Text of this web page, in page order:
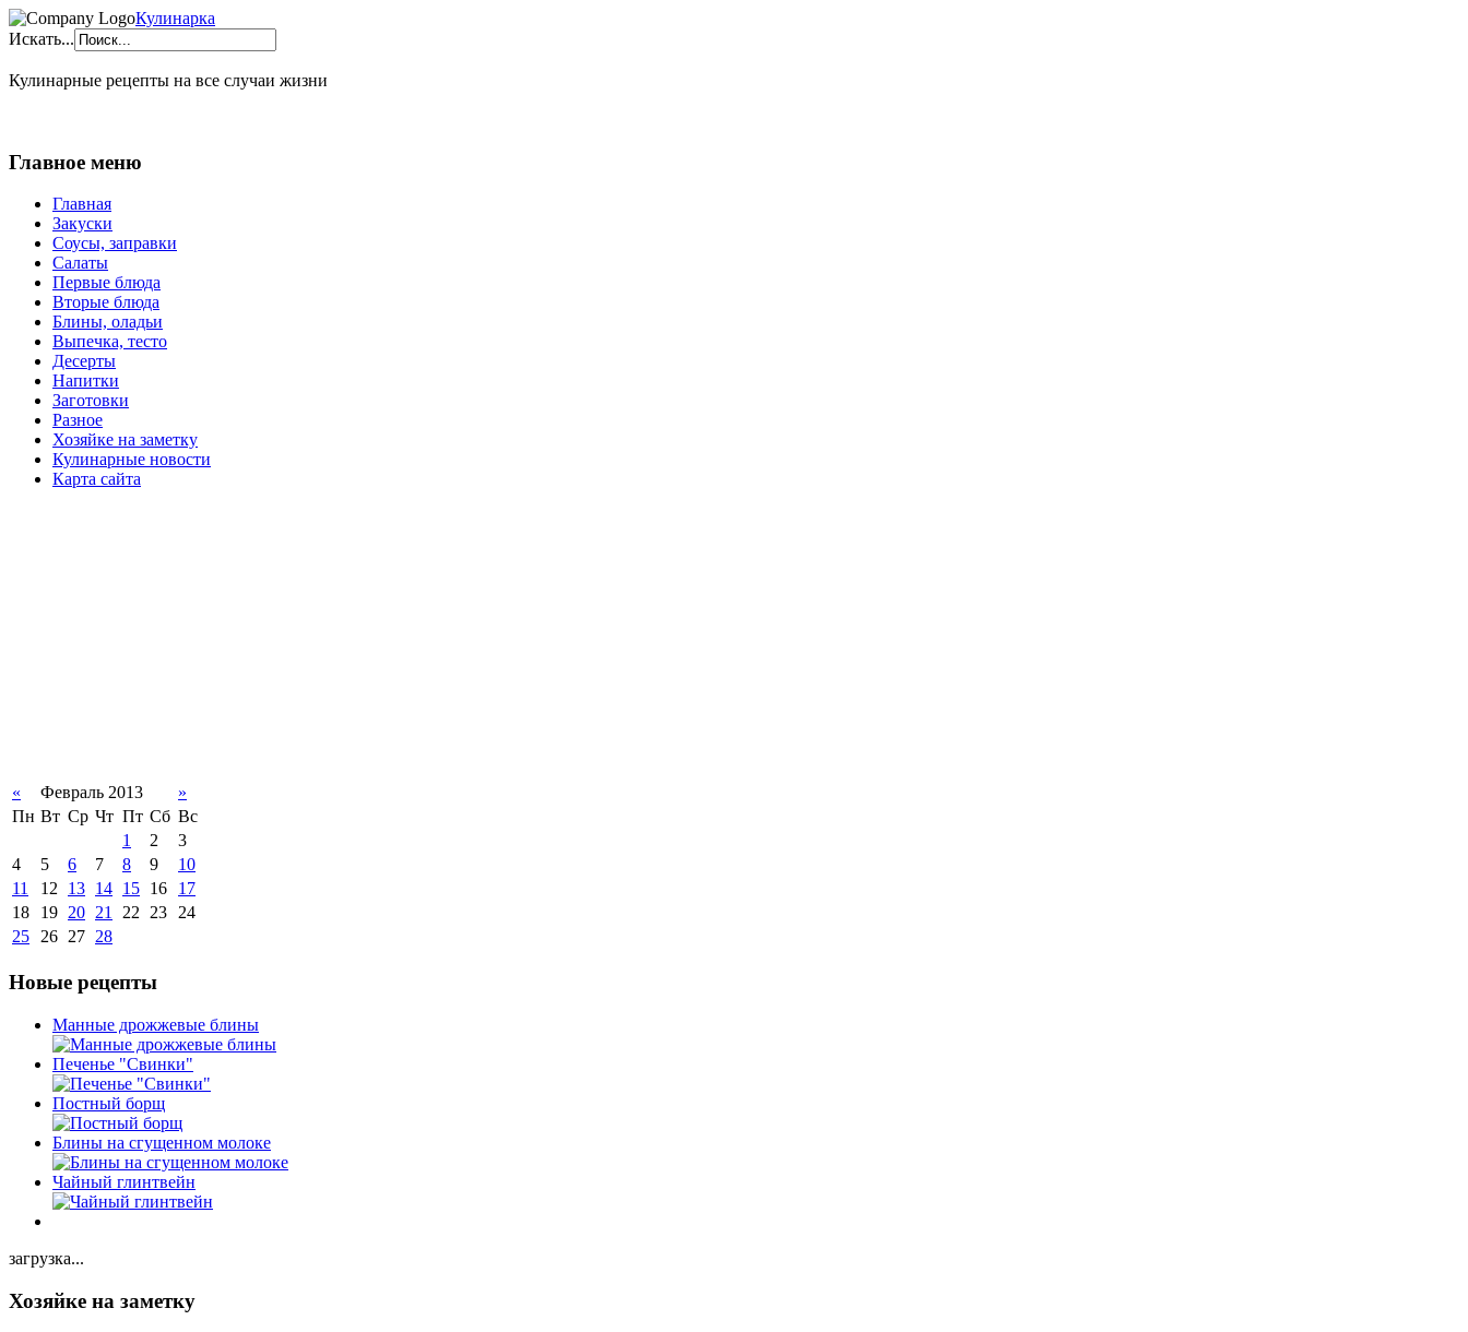
Кулинарка
Искать...
Кулинарные рецепты на все случаи жизни
Главное меню
Главная
Закуски
Соусы, заправки
Салаты
Первые блюда
Вторые блюда
Блины, оладьи
Выпечка, тесто
Десерты
Напитки
Заготовки
Разное
Хозяйке на заметку
Кулинарные новости
Карта сайта
« Февраль 2013
»
Пн Вт Ср Чт Пт Сб Вс
1
2
3
4
5 6 7 8 9
10
11
12 13 14 15 16
17
18
19 20 21 22 23 24
25 26 27 28
Новые рецепты
Манные дрожжевые блины
Печенье "Свинки"
Постный борщ
Блины на сгущенном молоке
Чайный глинтвейн
загрузка...
Хозяйке на заметку